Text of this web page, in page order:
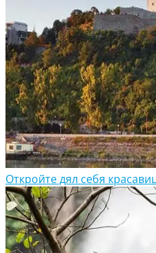
Откройте дял себя